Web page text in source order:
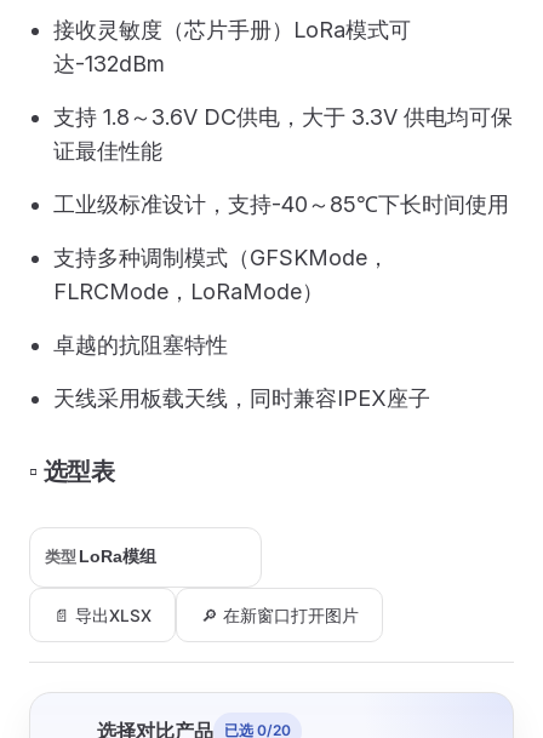
接收灵敏度（芯片手册）LoRa模式可
达-132dBm
支持 1.8～3.6V DC供电，大于 3.3V 供电均可保
证最佳性能
工业级标准设计，支持-40～85℃下长时间使用
支持多种调制模式（GFSKMode，
FLRCMode，LoRaMode）
卓越的抗阻塞特性
天线采用板载天线，同时兼容IPEX座子
▫️ 选型表
类型
📄 导出XLSX 🔎 在新窗口打开图片
选择对比产品 已选 0/20